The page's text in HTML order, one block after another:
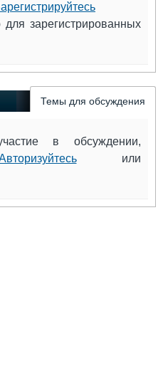
зарегистрированных
Темы для обсуждения
в обсуждении,
или